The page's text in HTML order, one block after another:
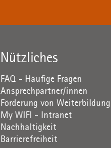
Nützliches
FAQ - Häufige Fragen
Ansprechpartner/innen
Förderung von Weiterbildung
My WIFI - Intranet
Nachhaltigkeit
Barrierefreiheit